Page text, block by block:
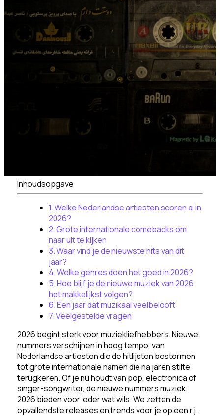
Inhoudsopgave
1. Welke Nederlandse artiesten scoren al in
2026?
2. Grote internationale comebacks om
naar uit te kijken
3. Waar vind je de nieuwste hits van dit
jaar?
4. Welke genres doen het goed in 2026?
5. Hoe blijf je de nieuwe muziek van 2026
het makkelijkst volgen?
6. Een jaar dat muzikaal veelbelooft
7. Veelgestelde vragen
2026 begint sterk voor muziekliefhebbers. Nieuwe
nummers verschijnen in hoog tempo, van
Nederlandse artiesten die de hitlijsten bestormen
tot grote internationale namen die na jaren stilte
terugkeren. Of je nu houdt van pop, electronica of
singer-songwriter, de nieuwe nummers muziek
2026 bieden voor ieder wat wils. We zetten de
opvallendste releases en trends voor je op een rij.